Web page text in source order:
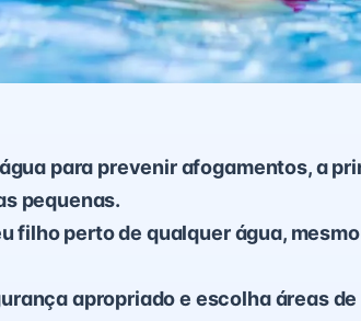
para prevenir afogamentos, a
pequenas.
filho perto de qualquer água,
apropriado e escolha áreas